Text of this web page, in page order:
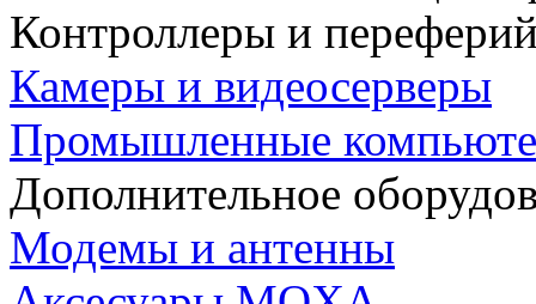
Контроллеры и
Камеры и видеосерверы
Промышленные
Дополнительное
Модемы и антенны